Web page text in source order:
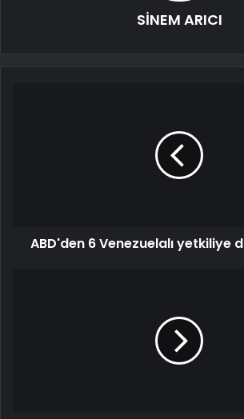
SİNEM ARICI
ABD'den 6 Venezuelalı yetkiliye